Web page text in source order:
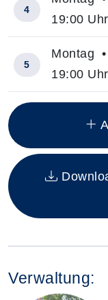
Insgesamt gibt
4
19:00 Uhr
5
Montag
19:00 Uhr
Verwaltung: